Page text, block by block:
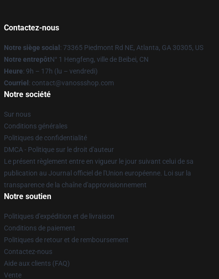
Contactez-nous
Notre siège social : 73365 Piedmont Rd NE, Atlanta, GA 30305, US
Notre entrepôtN° 1 Hengfeng, ville de Beibei, CN
Heure: 9h – 17h (lu – vendredi)
Courriel : contact@vanossshop.com
Notre société
Sur nous
Conditions générales
Politiques de confidentialité
DMCA - Politique sur le droit d'auteur
Le présent règlement entre en vigueur le jour suivant celui de sa
publication au Journal officiel de l'Union européenne. Loi sur la
transparence de la chaîne d'approvisionnement
Notre soutien
Politiques d'expédition et de livraison
Conditions de paiement
Politiques de retour et de remboursement
Contactez-nous
Aide aux clients (FAQ)
Vente